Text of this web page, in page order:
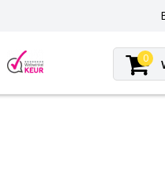
0